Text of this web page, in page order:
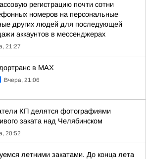
регистрацию почти сотни
номеров на персональные
других людей для последующей
аккаунтов в мессенджерах
21:27
в MAX
Вчера, 21:06
КП делятся фотографиями
заката над Челябинском
20:52
летними закатами. До конца лета